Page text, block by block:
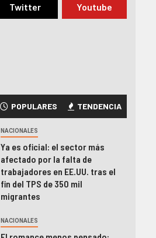
Twitter Youtube
POPULARES TENDENCIA
NACIONALES
Ya es oficial: el sector más
afectado por la falta de
trabajadores en EE.UU. tras el
fin del TPS de 350 mil
migrantes
NACIONALES